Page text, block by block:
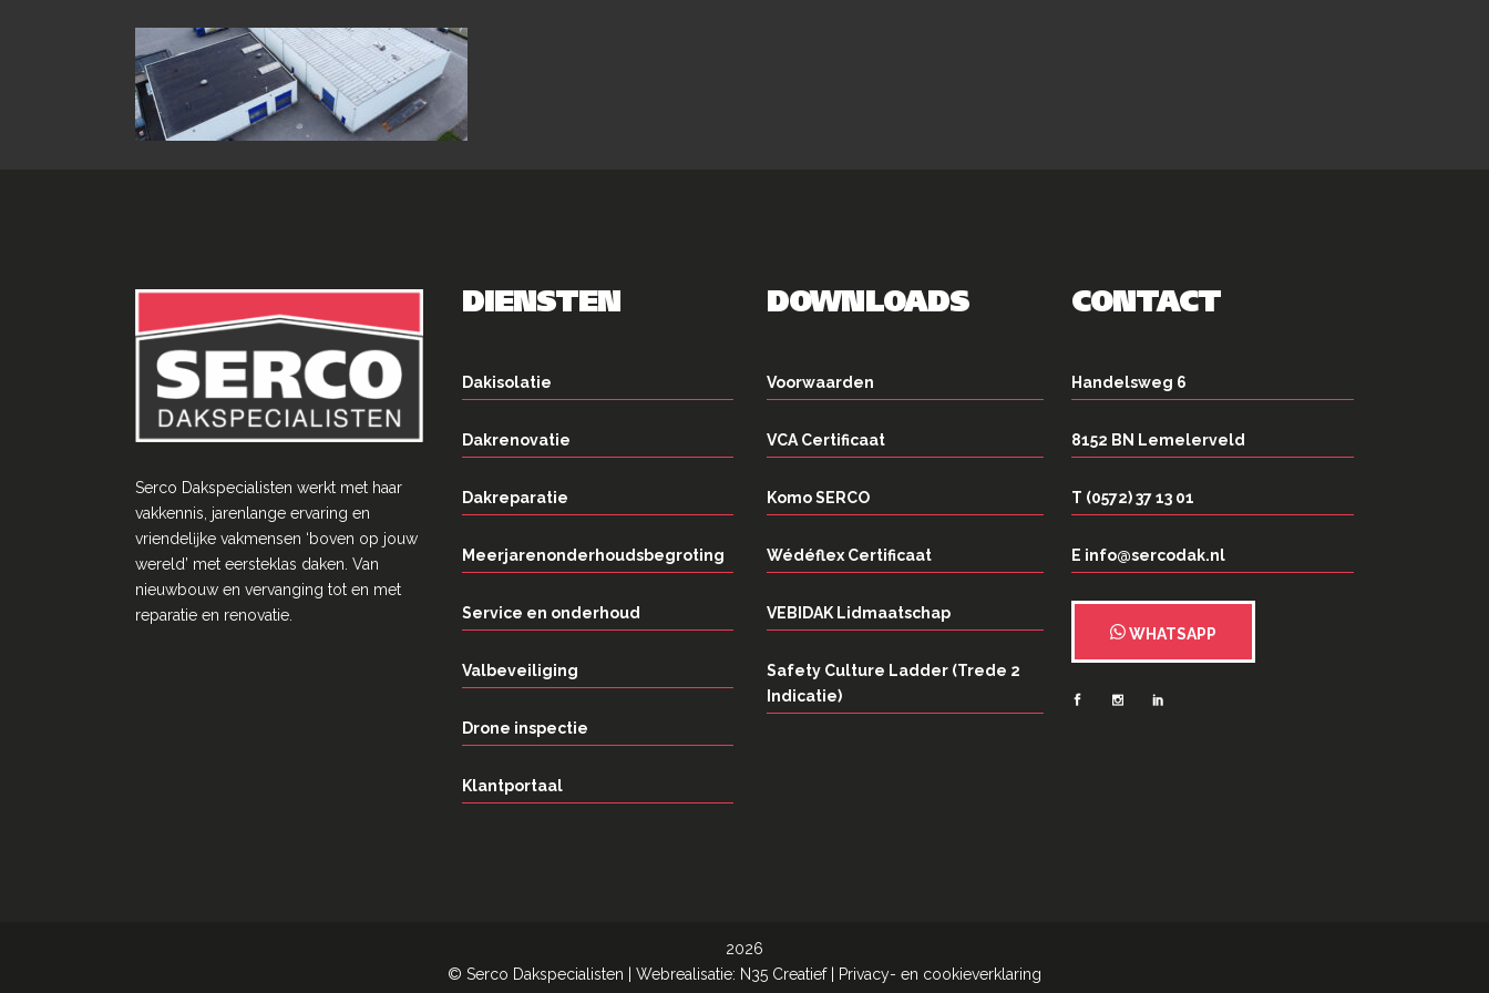
Serco Dakspecialisten werkt met haar
vakkennis, jarenlange ervaring en
vriendelĳke vakmensen ‘boven op jouw
wereld’ met eersteklas daken. Van
nieuwbouw en vervanging tot en met
reparatie en renovatie.
DIENSTEN
Dakisolatie
Dakrenovatie
Dakreparatie
Meerjarenonderhoudsbegroting
Service en onderhoud
Valbeveiliging
Drone inspectie
Klantportaal
DOWNLOADS
Voorwaarden
VCA Certificaat
Komo SERCO
Wédéflex Certificaat
VEBIDAK Lidmaatschap
Safety Culture Ladder (Trede 2
Indicatie)
CONTACT
Handelsweg 6
8152 BN Lemelerveld
T (0572) 37 13 01
E info@sercodak.nl
WHATSAPP
2026
© Serco Dakspecialisten | Webrealisatie: N35 Creatief| Privacy- en cookieverklaring